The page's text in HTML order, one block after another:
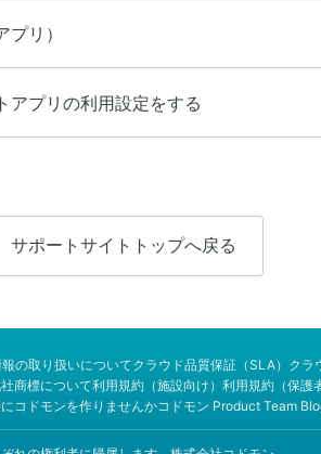
リ）
アプリの利用設定をする
サポートサイトトップへ戻る
の取り扱いについてクラウド品質保証（SLA） クラ
商標について利用規約（施設向け） 利用規約（保護
コドモンを作りませんかコドモン Product Team